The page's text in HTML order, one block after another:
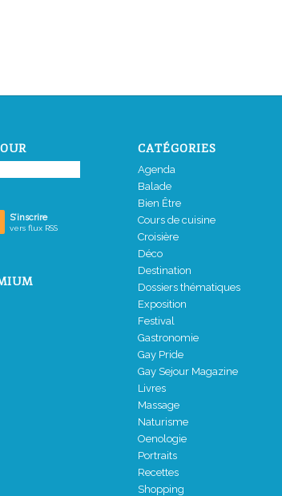
S’inscrire
vers flux RSS
CATÉGORIES
Agenda
Balade
Bien Être
Cours de cuisine
Croisière
Déco
Destination
Dossiers thématiques
Exposition
Festival
Gastronomie
Gay Pride
Gay Sejour Magazine
Livres
Massage
Naturisme
Oenologie
Portraits
Recettes
Shopping